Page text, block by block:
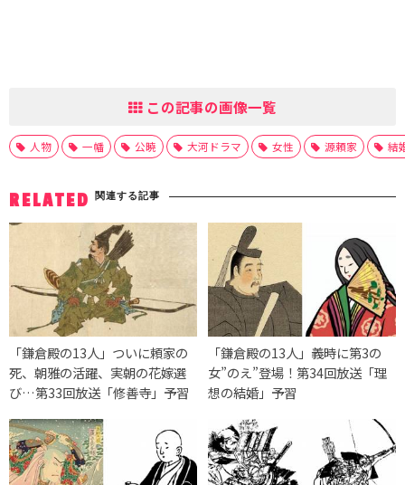
この記事の画像一覧
人物 一幡 公暁 大河ドラマ 女性 源頼家 結
RELATED 関連する記事
「鎌倉殿の13人」ついに頼家の
死、朝雅の活躍、実朝の花嫁選
び…第33回放送「修善寺」予習
「鎌倉殿の13人」義時に第3の
女”のえ”登場！第34回放送「理
想の結婚」予習